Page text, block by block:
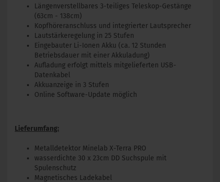
Längenverstellbares 3-teiliges Teleskop-Gestänge
(63cm - 138cm)
Kopfhöreranschluss und integrierter Lautsprecher
Lautstärkeregelung in 25 Stufen
Eingebauter Li-Ionen Akku (ca. 12 Stunden
Betriebsdauer mit einer Akkuladung)
Aufladung erfolgt mittels mitgelieferten USB-
Datenkabel
Akkuanzeige in 3 Stufen
Online Software-Update möglich
Lieferumfang:
Metalldetektor Minelab X-Terra PRO
wasserdichte 30 x 23cm DD Suchspule mit
Spulenschutz
Magnetisches Ladekabel